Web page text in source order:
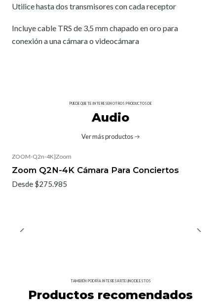
Utilice hasta dos transmisores con cada receptor
Incluye cable TRS de 3,5 mm chapado en oro para
conexión a una cámara o videocámara
PUEDE QUE TE INTERESEN OTROS PRODUCTOS DE
Audio
Ver más productos
ZOOM-Q2n-4K |Zoom
Zoom Q2N-4K Cámara Para Conciertos
Desde $275.985
TAMBIÉN PODRÍA INTERESARTE UNO DE ESTOS
Productos recomendados